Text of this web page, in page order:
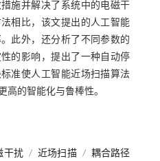
施并解决了系统中的电磁干
相比，该文提出的人工智能
此外，还分析了不同参数的
的影响，提出了一种自动停
准使人工智能近场扫描算法
高的智能化与鲁棒性。
干扰 / 近场扫描 / 耦合路径